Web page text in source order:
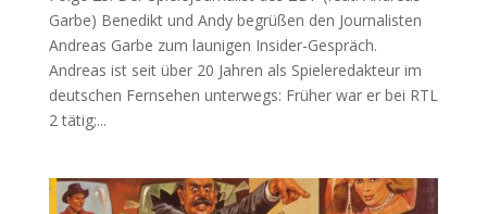
Garbe) Benedikt und Andy begrüßen den Journalisten
Andreas Garbe zum launigen Insider-Gespräch.
Andreas ist seit über 20 Jahren als Spieleredakteur im
deutschen Fernsehen unterwegs: Früher war er bei RTL
2 tätig;...